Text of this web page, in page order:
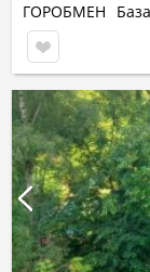
ГОРОБМЕН